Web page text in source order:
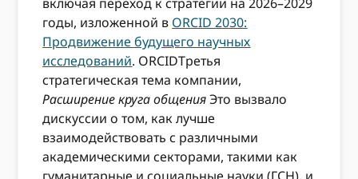
годы, изложенной в ORCID 2030:
Продвижение будущего научных
исследований. ORCIDТретья
стратегическая тема компании,
Расширение круга общенияЭто вызвало
дискуссии о том, как лучше
взаимодействовать с различными
академическими секторами, такими как